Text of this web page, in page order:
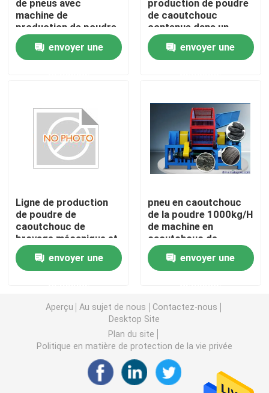
Contactez-nous
Nouvelles
Machine de processus en caoutchouc
Machine en caoutchouc de moulin de mélange
Machine en caoutchouc de malaxeur
Mélangeur en caoutchouc de Banbury
Presse de vulcanisation en caoutchouc
Ligne en caoutchouc reprise de feuille
Ligne de recyclage du plastique
de pneus avec
machine de
production de poudre
de caoutchouc
modèle LP-800
Shredder
envoyer une
production de poudre
de caoutchouc
contenue dans un
écran de tremblement
envoyer une
Ligne de production
de poudre de
caoutchouc de
broyage mécanique et
de tamisage
envoyer une
pneu en caoutchouc
de la poudre 1000kg/H
de machine en
caoutchouc de
production réutilisant
l'équipementenvoyer une
Aperçu Au sujet de nous
Contactez-nous
Desktop Site
Plan du site
Politique en matière de protection de la vie privée